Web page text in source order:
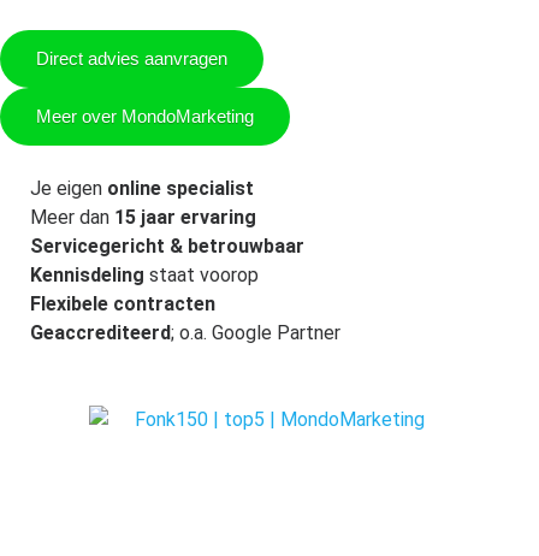
Direct advies aanvragen
Meer over MondoMarketing
Je eigen online specialist
Meer dan 15 jaar ervaring
Servicegericht & betrouwbaar
Kennisdeling staat voorop
Flexibele contracten
Geaccrediteerd; o.a. Google Partner